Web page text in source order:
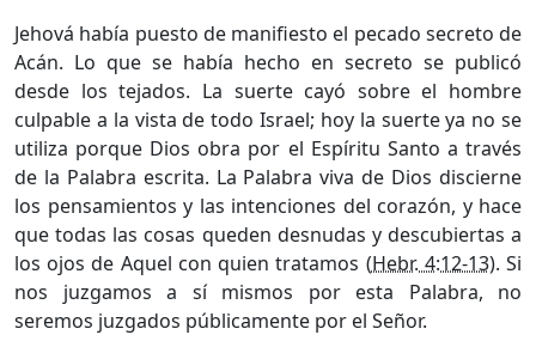
Jehová había puesto de manifiesto el pecado secreto de
Acán. Lo que se había hecho en secreto se publicó
desde los tejados. La suerte cayó sobre el hombre
culpable a la vista de todo Israel; hoy la suerte ya no se
utiliza porque Dios obra por el Espíritu Santo a través
de la Palabra escrita. La Palabra viva de Dios discierne
los pensamientos y las intenciones del corazón, y hace
que todas las cosas queden desnudas y descubiertas a
los ojos de Aquel con quien tratamos (Hebr. 4:12-13). Si
nos juzgamos a sí mismos por esta Palabra, no
seremos juzgados públicamente por el Señor.